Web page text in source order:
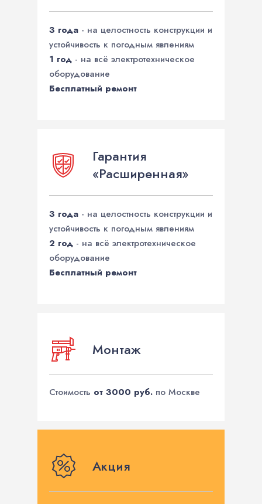
3 года - на целостность конструкции и
устойчивость к погодным явлениям
1 год - на всё электротехническое
оборудование
Бесплатный ремонт
Гарантия
«Расширенная»
3 года - на целостность конструкции и
устойчивость к погодным явлениям
2 год - на всё электротехническое
оборудование
Бесплатный ремонт
Монтаж
Стоимость от 3000 руб. по Москве
Акция